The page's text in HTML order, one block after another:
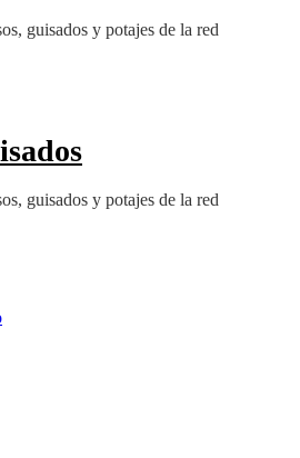
guisados y potajes de la red
guisados y potajes de la red